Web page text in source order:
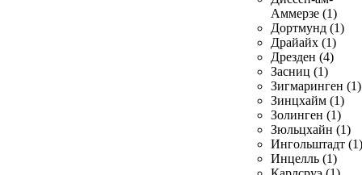
Аммерзе (1)
Дортмунд (1)
Драйайх (1)
Дрезден (4)
Засниц (1)
Зигмаринген (1)
Зинцхайм (1)
Золинген (1)
Зюльцхайн (1)
Ингольштадт (1)
Инцелль (1)